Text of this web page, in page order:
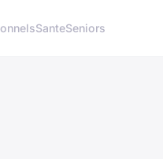
SanteSeniors